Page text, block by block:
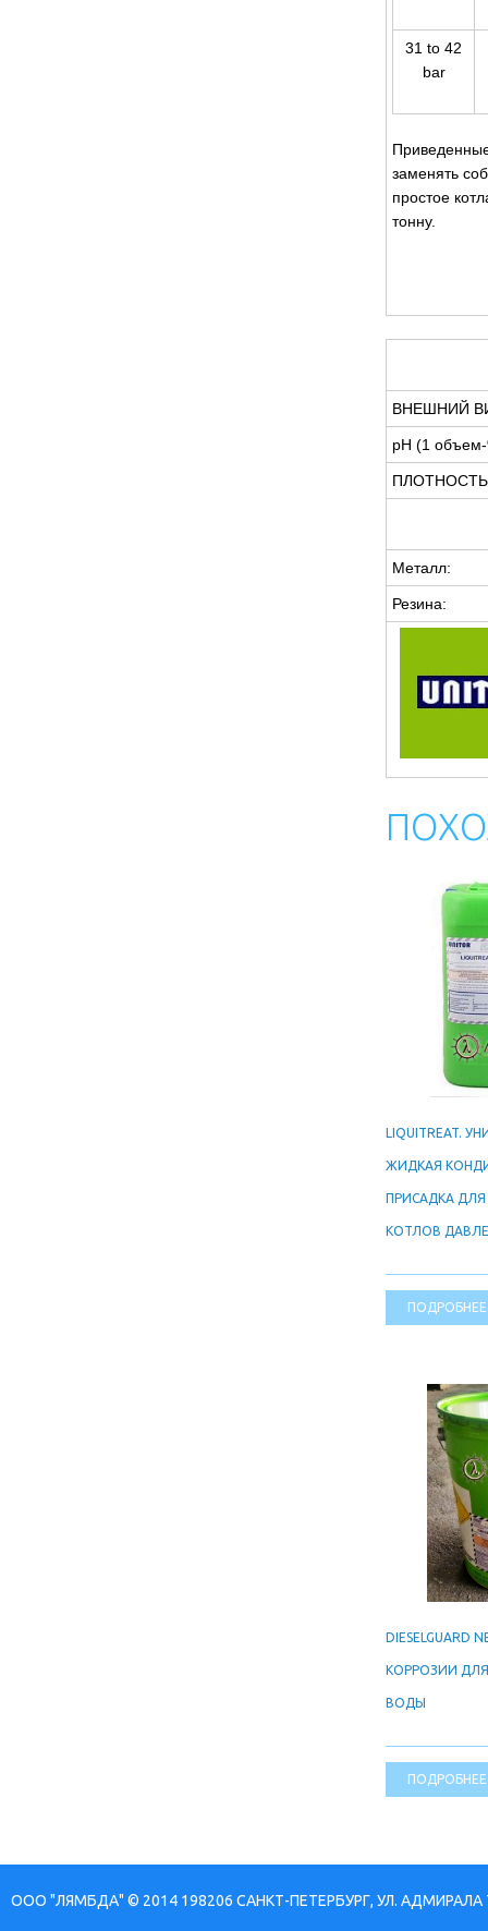
31 to 42
bar
заменять
простое
тонну.
ВНЕШНИЙ
pH (1
ПЛОТНОСТЬ
Металл:
Резина:
LIQUITREAT.
ЖИДКАЯ
ПРИСАДКА
КОТЛОВ
ПОДРОБНЕЕ
DIESELGUARD
КОРРОЗИИ
ВОДЫ
ПОДРОБНЕЕ
ООО "ЛЯМБДА" © 2014 198206 САНКТ-ПЕТЕРБУРГ, УЛ. АДМИРАЛА